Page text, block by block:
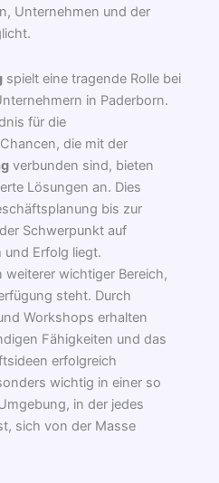
Unternehmen und der
spielt eine tragende Rolle bei
in Paderborn.
für die
die mit der
verbunden sind, bieten
Lösungen an. Dies
bis zur
Schwerpunkt auf
und Erfolg liegt.
weiterer wichtiger Bereich,
steht. Durch
Workshops erhalten
Fähigkeiten und das
erfolgreich
wichtig in einer so
in der jedes
sich von der Masse